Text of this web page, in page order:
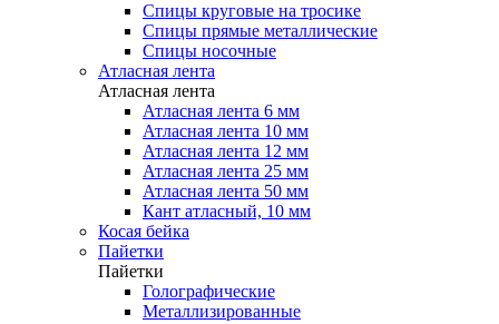
Спицы круговые на тросике
Спицы прямые металлические
Спицы носочные
Атласная лента
Атласная лента
Атласная лента 6 мм
Атласная лента 10 мм
Атласная лента 12 мм
Атласная лента 25 мм
Атласная лента 50 мм
Кант атласный, 10 мм
Косая бейка
Пайетки
Пайетки
Голографические
Металлизированные